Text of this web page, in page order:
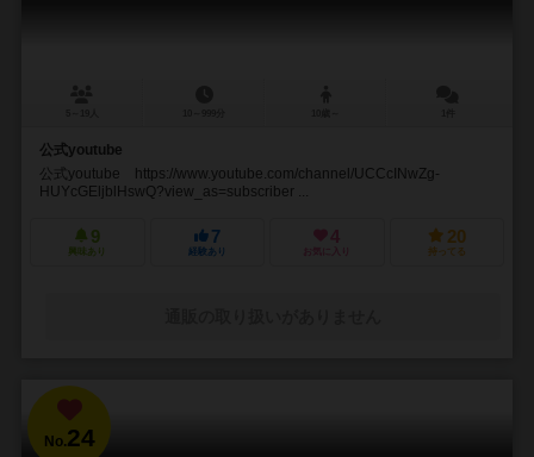
公式youtube
公式youtube https://www.youtube.com/channel/UCCcINwZg-
HUYcGEljblHswQ?view_as=subscriber ...
9
興味あり
7
経験あり
4
お気に入り
20
持ってる
No.24